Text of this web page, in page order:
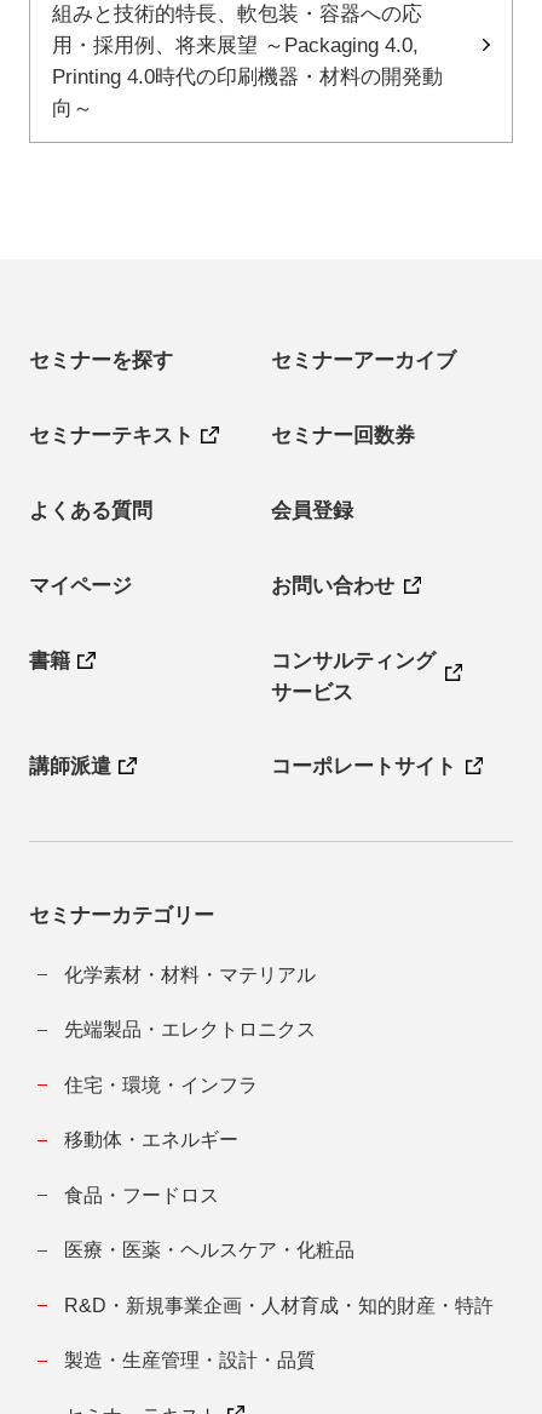
組みと技術的特長、軟包装・容器への応
用・採用例、将来展望 ～Packaging 4.0,
Printing 4.0時代の印刷機器・材料の開発動
向～
セミナーを探す セミナーアーカイブ
セミナーテキスト セミナー回数券
よくある質問 会員登録
マイページ お問い合わせ
書籍
コンサルティング
サービス
講師派遣 コーポレートサイト
セミナーカテゴリー
化学素材・材料・マテリアル
先端製品・エレクトロニクス
住宅・環境・インフラ
移動体・エネルギー
食品・フードロス
医療・医薬・ヘルスケア・化粧品
R&D・新規事業企画・人材育成・知的財産・特許
製造・生産管理・設計・品質